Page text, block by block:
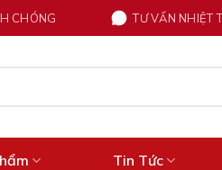
CHÓNG TƯ VẤN NHIỆT
Tin Tức